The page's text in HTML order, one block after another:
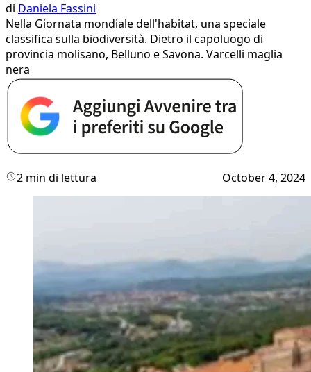
di Daniela Fassini
Nella Giornata mondiale dell'habitat, una speciale
classifica sulla biodiversità. Dietro il capoluogo di
provincia molisano, Belluno e Savona. Varcelli maglia
nera
2 min di lettura October 4, 2024